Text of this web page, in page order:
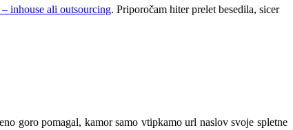
inhouse ali outsourcing. Priporočam hiter prelet besedila, sicer
goro pomagal, kamor samo vtipkamo url naslov svoje spletne